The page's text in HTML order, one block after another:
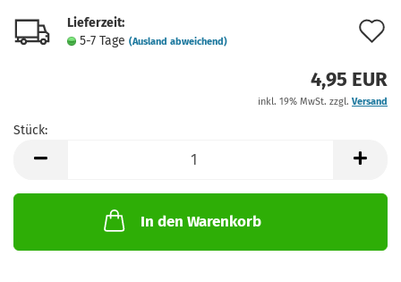
Lieferzeit:
5-7 Tage (Ausland abweichend)
4,95 EUR
inkl. 19% MwSt. zzgl. Versand
Stück:
In den Warenkorb